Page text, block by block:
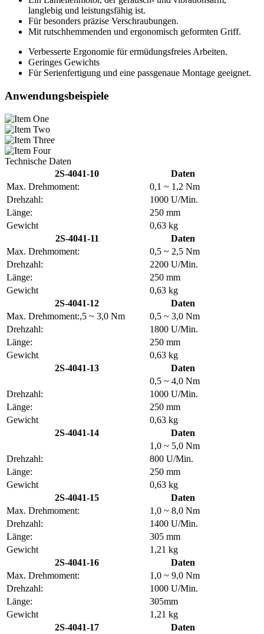
langlebig und leistungsfähig ist.
Für besonders präzise Verschraubungen.
Mit rutschhemmenden und ergonomisch geformten Griff.
Verbesserte Ergonomie für ermüdungsfreies Arbeiten.
Geringes Gewichts
Für Serienfertigung und eine passgenaue Montage geeignet.
Anwendungsbeispiele
Technische Daten
2S-4041-10
Daten
Max. Drehmoment:
0,1 ~ 1,2 Nm
Drehzahl:
1000 U/Min.
Länge:
250 mm
Gewicht
0,63 kg
2S-4041-11
Daten
Max. Drehmoment:
0,5 ~ 2,5 Nm
Drehzahl:
2200 U/Min.
Länge:
250 mm
Gewicht
0,63 kg
2S-4041-12
Daten
Max. Drehmoment:,5 ~ 3,0 Nm
0,5 ~ 3,0 Nm
Drehzahl:
1800 U/Min.
Länge:
250 mm
Gewicht
0,63 kg
2S-4041-13
Daten
0,5 ~ 4,0 Nm
Drehzahl:
1000 U/Min.
Länge:
250 mm
Gewicht
0,63 kg
2S-4041-14
Daten
1,0 ~ 5,0 Nm
Drehzahl:
800 U/Min.
Länge:
250 mm
Gewicht
0,63 kg
2S-4041-15
Daten
Max. Drehmoment:
1,0 ~ 8,0 Nm
Drehzahl:
1400 U/Min.
Länge:
305 mm
Gewicht
1,21 kg
2S-4041-16
Daten
Max. Drehmoment:
1,0 ~ 9,0 Nm
Drehzahl:
1000 U/Min.
Länge:
305mm
Gewicht
1,21 kg
2S-4041-17
Daten